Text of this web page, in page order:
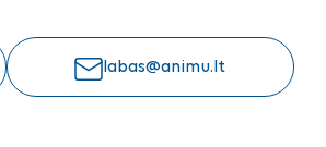
labas@animu.lt